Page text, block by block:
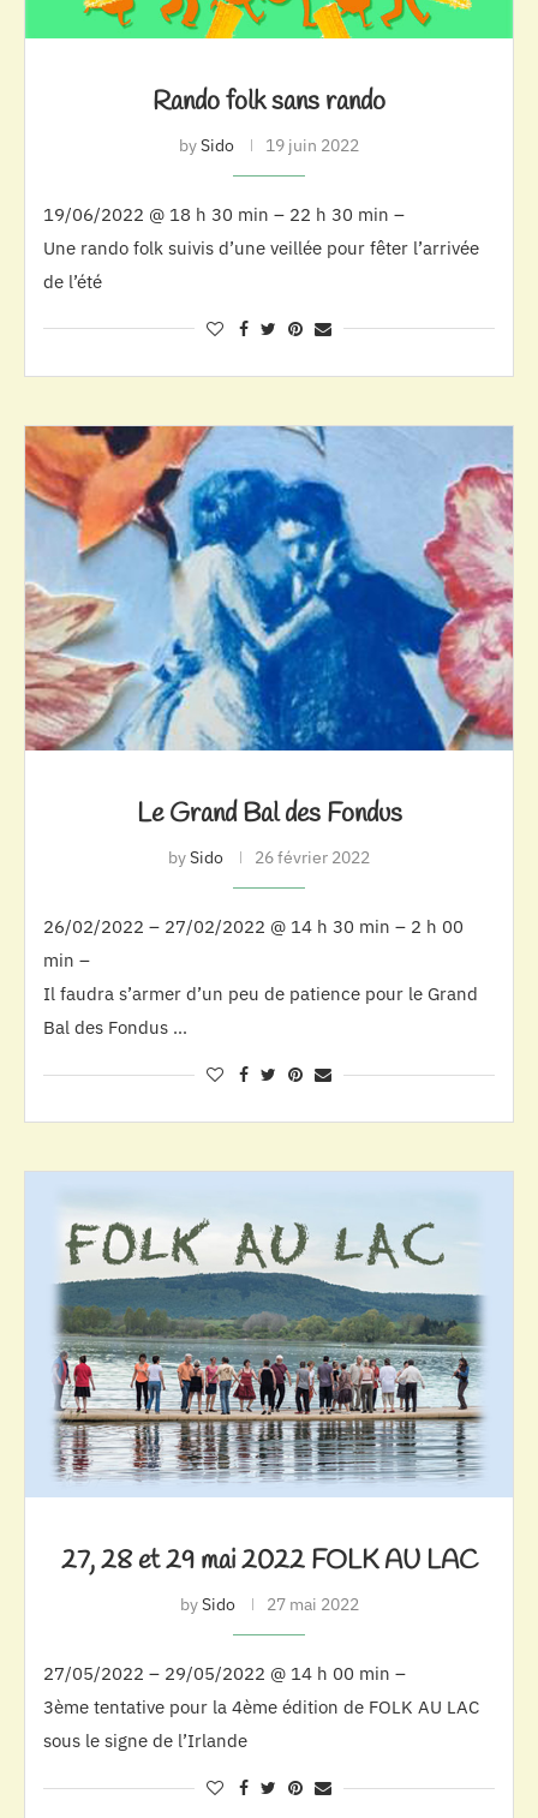
Rando folk sans rando
bySido 19 juin 2022
19/06/2022 @ 18 h 30 min – 22 h 30 min –
Une rando folk suivis d’une veillée pour fêter l’arrivée
de l’été
Le Grand Bal des Fondus
bySido 26 février 2022
26/02/2022 – 27/02/2022 @ 14 h 30 min – 2 h 00
min –
Il faudra s’armer d’un peu de patience pour le Grand
Bal des Fondus …
27, 28 et 29 mai 2022 FOLK AU LAC
bySido 27 mai 2022
27/05/2022 – 29/05/2022 @ 14 h 00 min –
3ème tentative pour la 4ème édition de FOLK AU LAC
sous le signe de l’Irlande